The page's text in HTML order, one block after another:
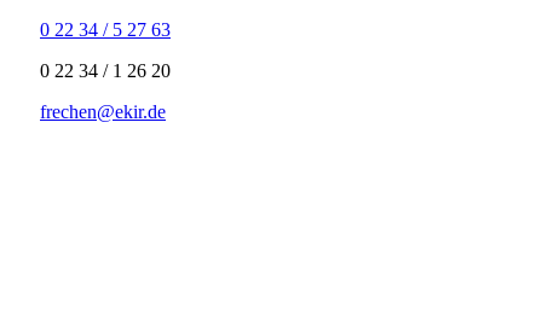
0 22 34 / 5 27 63
‍0 22 34 / ‍1 26 20
frechen@ekir.de